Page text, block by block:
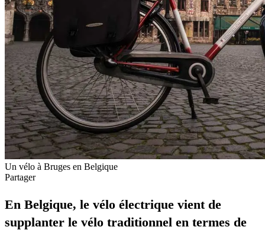
Un vélo à Bruges en Belgique
Partager
En Belgique, le vélo électrique vient de
supplanter le vélo traditionnel en termes de